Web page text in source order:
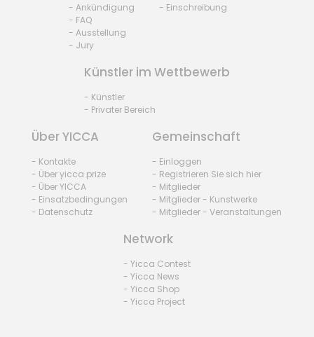
- Ankündigung
- FAQ
- Ausstellung
- Jury
- Einschreibung
Künstler im Wettbewerb
- Künstler
- Privater Bereich
Über YICCA
- Kontakte
- Über yicca prize
- Über YICCA
- Einsatzbedingungen
- Datenschutz
Gemeinschaft
- Einloggen
- Registrieren Sie sich hier
- Mitglieder
- Mitglieder - Kunstwerke
- Mitglieder - Veranstaltungen
Network
- Yicca Contest
- Yicca News
- Yicca Shop
- Yicca Project